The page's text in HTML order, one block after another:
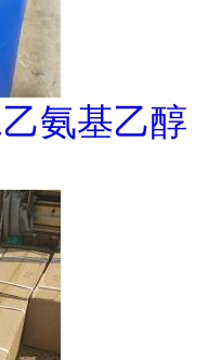
氨基乙醇